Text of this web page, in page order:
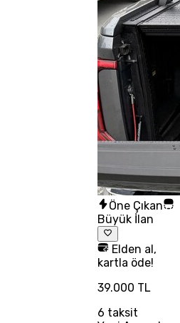
Öne Çıkan
Büyük İlan
Elden al,
kartla öde!
39.000 TL
6 taksit